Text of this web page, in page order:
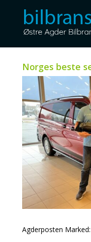
Norges beste
Agderposten